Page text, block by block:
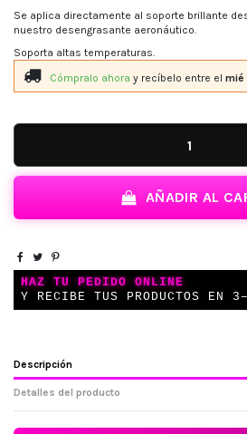
Se aplica directamente al soporte brillante
nuestro desengrasante aeronáutico.
Soporta altas temperaturas.
Cómpralo ahora y recíbelo entre el mié
AÑADIR AL
HAZ TU PEDIDO ONLINE
Y RECIBE TUS PRODUCTOS EN
Descripción
Detalles del producto